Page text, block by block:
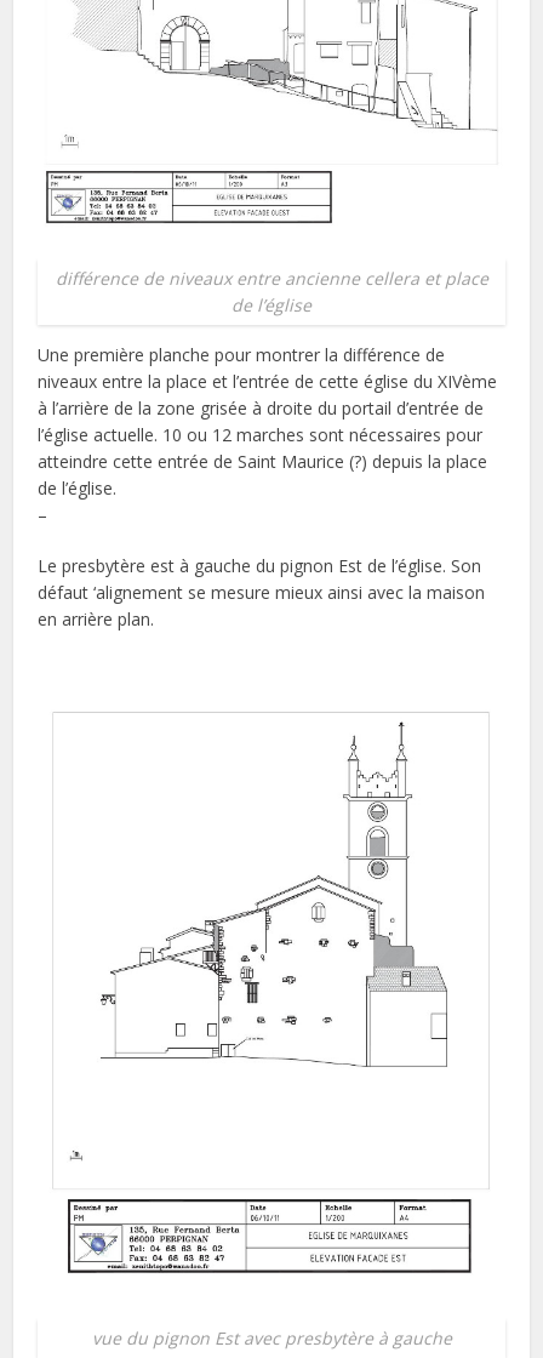
différence de niveaux entre ancienne cellera et place
de l’église
Une première planche pour montrer la différence de
niveaux entre la place et l’entrée de cette église du XIVème
à l’arrière de la zone grisée à droite du portail d’entrée de
l’église actuelle. 10 ou 12 marches sont nécessaires pour
atteindre cette entrée de Saint Maurice (?) depuis la place
de l’église.
–
Le presbytère est à gauche du pignon Est de l’église. Son
défaut ‘alignement se mesure mieux ainsi avec la maison
en arrière plan.
vue du pignon Est avec presbytère à gauche